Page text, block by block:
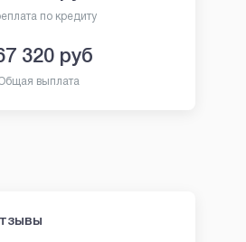
по кредиту
320 руб
выплата